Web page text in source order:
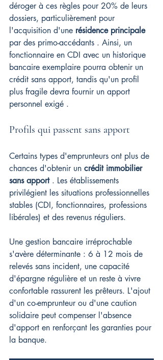
déroger à ces règles pour 20% de leurs
dossiers, particulièrement pour
l'acquisition d'une résidence principale
par des primo-accédants . Ainsi, un
fonctionnaire en CDI avec un historique
bancaire exemplaire pourra obtenir un
crédit sans apport, tandis qu'un profil
plus fragile devra fournir un apport
personnel exigé .
Profils qui passent sans apport
Certains types d'emprunteurs ont plus de
chances d'obtenir un crédit immobilier
sans apport . Les établissements
privilégient les situations professionnelles
stables (CDI, fonctionnaires, professions
libérales) et des revenus réguliers.
Une gestion bancaire irréprochable
s'avère déterminante : 6 à 12 mois de
relevés sans incident, une capacité
d'épargne régulière et un reste à vivre
confortable rassurent les prêteurs. L'ajout
d'un co-emprunteur ou d'une caution
solidaire peut compenser l'absence
d'apport en renforçant les garanties pour
la banque.